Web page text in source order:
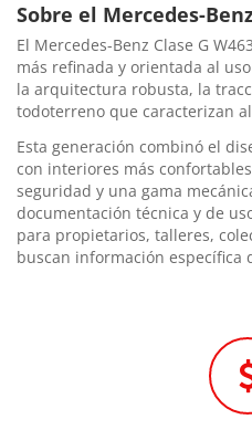
Sobre el Mercedes-
El Mercedes-Benz Clase G
más refinada y orientada al
la arquitectura robusta, la
todoterreno que caracterizan
Esta generación combinó el
con interiores más
seguridad y una gama
documentación técnica y de
para propietarios, talleres,
buscan información específica